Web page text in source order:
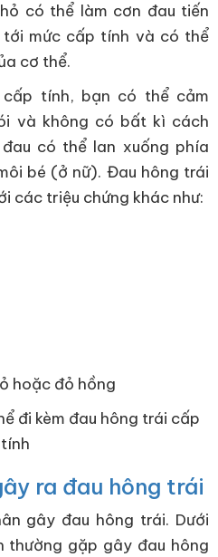
có thể làm cơn đau tiến
mức cấp tính và có thể
cơ thể.
tính, bạn có thể cảm
và không có bất kì cách
có thể lan xuống phía
bé (ở nữ). Đau hông trái
các triệu chứng khác như:
hoặc đỏ hồng
ra đau hông trái
gây đau hông trái. Dưới
thường gặp gây đau hông